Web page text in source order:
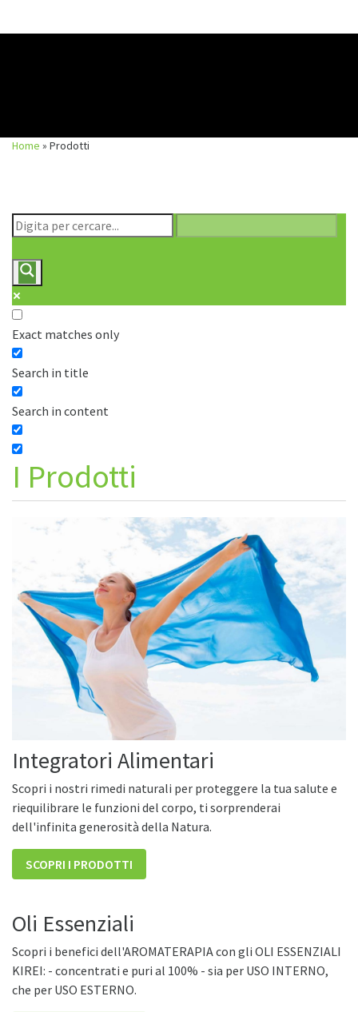
Home » Prodotti
Exact matches only
Search in title
Search in content
I Prodotti
Integratori Alimentari
Scopri i nostri rimedi naturali per proteggere la tua salute e
riequilibrare le funzioni del corpo, ti sorprenderai
dell'infinita generosità della Natura.
SCOPRI I PRODOTTI
Oli Essenziali
Scopri i benefici dell'AROMATERAPIA con gli OLI ESSENZIALI
KIREI: - concentrati e puri al 100% - sia per USO INTERNO,
che per USO ESTERNO.